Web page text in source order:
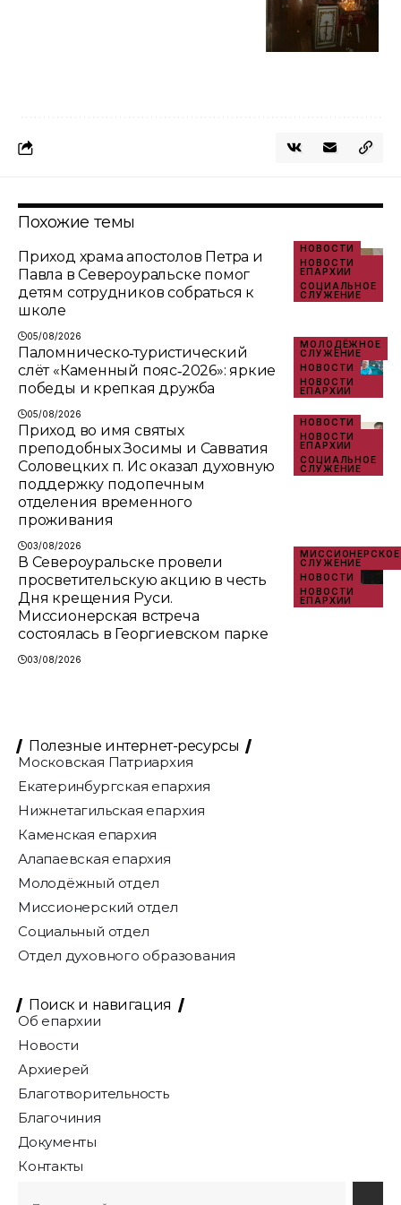
Похожие темы
НОВОСТИ
НОВОСТИ
ЕПАРХИИ
СОЦИАЛЬНОЕ
СЛУЖЕНИЕ
Приход храма апостолов Петра и
Павла в Североуральске помог
детям сотрудников собраться к
школе
05/08/2026
МОЛОДЁЖНОЕ
СЛУЖЕНИЕ
НОВОСТИ
НОВОСТИ
ЕПАРХИИ
Паломническо‑туристический
слёт «Каменный пояс‑2026»: яркие
победы и крепкая дружба
05/08/2026
НОВОСТИ
НОВОСТИ
ЕПАРХИИ
СОЦИАЛЬНОЕ
СЛУЖЕНИЕ
Приход во имя святых
преподобных Зосимы и Савватия
Соловецких п. Ис оказал духовную
поддержку подопечным
отделения временного
проживания
03/08/2026
МИССИОНЕРСКОЕ
СЛУЖЕНИЕ
НОВОСТИ
НОВОСТИ
ЕПАРХИИ
В Североуральске провели
просветительскую акцию в честь
Дня крещения Руси.
Миссионерская встреча
состоялась в Георгиевском парке
03/08/2026
Полезные интернет-ресурсы
Московская Патриархия
Екатеринбургская епархия
Нижнетагильская епархия
Каменская епархия
Алапаевская епархия
Молодёжный отдел
Миссионерский отдел
Социальный отдел
Отдел духовного образования
Поиск и навигация
Об епархии
Новости
Архиерей
Благотворительность
Благочиния
Документы
Контакты